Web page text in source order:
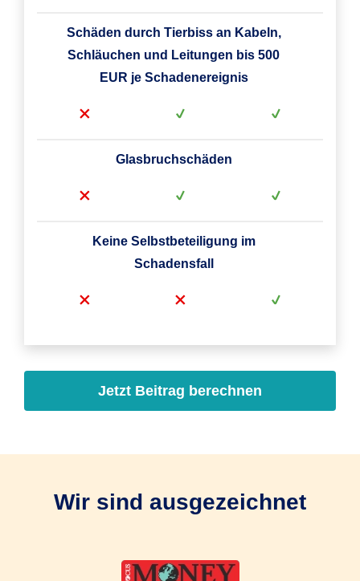
Schäden durch Tierbiss an Kabeln,
Schläuchen und Leitungen bis 500
EUR je Schadenereignis
Glasbruchschäden
Keine Selbstbeteiligung im
Schadensfall
Jetzt Beitrag berechnen
Wir sind ausgezeichnet